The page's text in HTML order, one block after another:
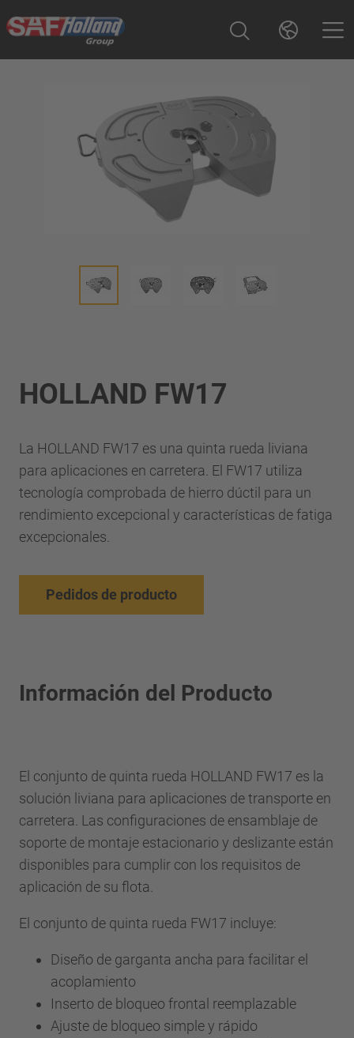
HOLLAND FW17
La HOLLAND FW17 es una quinta rueda liviana
para aplicaciones en carretera. El FW17 utiliza
tecnología comprobada de hierro dúctil para un
rendimiento excepcional y características de fatiga
excepcionales.
Pedidos de producto
Información del Producto
El conjunto de quinta rueda HOLLAND FW17 es la
solución liviana para aplicaciones de transporte en
carretera. Las configuraciones de ensamblaje de
soporte de montaje estacionario y deslizante están
disponibles para cumplir con los requisitos de
aplicación de su flota.
El conjunto de quinta rueda FW17 incluye:
Diseño de garganta ancha para facilitar el
acoplamiento
Inserto de bloqueo frontal reemplazable
Ajuste de bloqueo simple y rápido